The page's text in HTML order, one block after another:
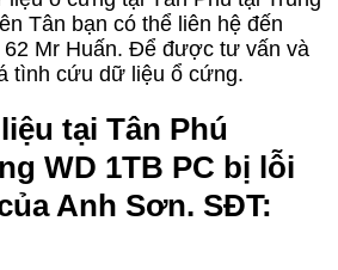
Tân bạn có thể liên hệ đến
62 Mr Huấn. Để được tư vấn và
tình cứu dữ liệu ổ cứng.
tại Tân Phú
WD 1TB PC bị lỗi
Anh Sơn. SĐT: